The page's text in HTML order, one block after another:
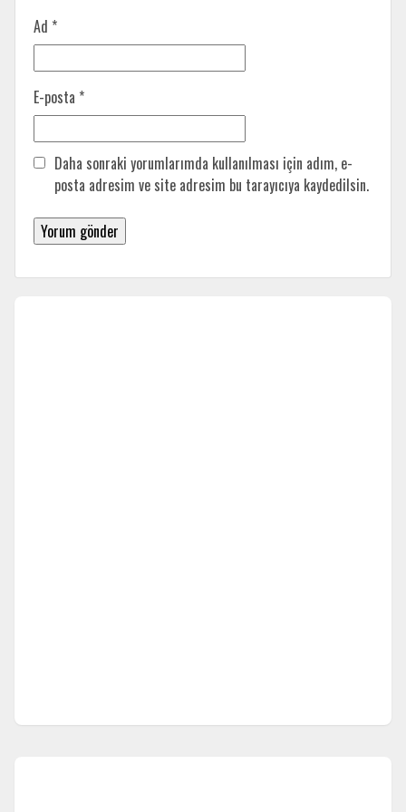
Ad *
E-posta *
Daha sonraki yorumlarımda kullanılması için adım, e-
posta adresim ve site adresim bu tarayıcıya kaydedilsin.